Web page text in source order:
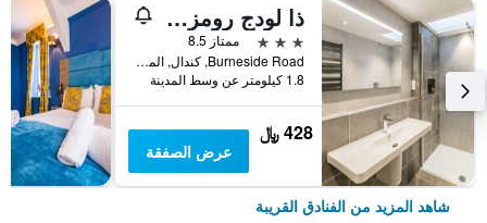
ذا لودج رومز آت كاروس جرين
3 نجوم
ممتاز 8.5
Burneside Road, كندال, المملكة المتحدة
1.8 كيلومتر عن وسط المدينة
428 ﷼
عرض الصفقة
شاهد المزيد من الفنادق القريبة